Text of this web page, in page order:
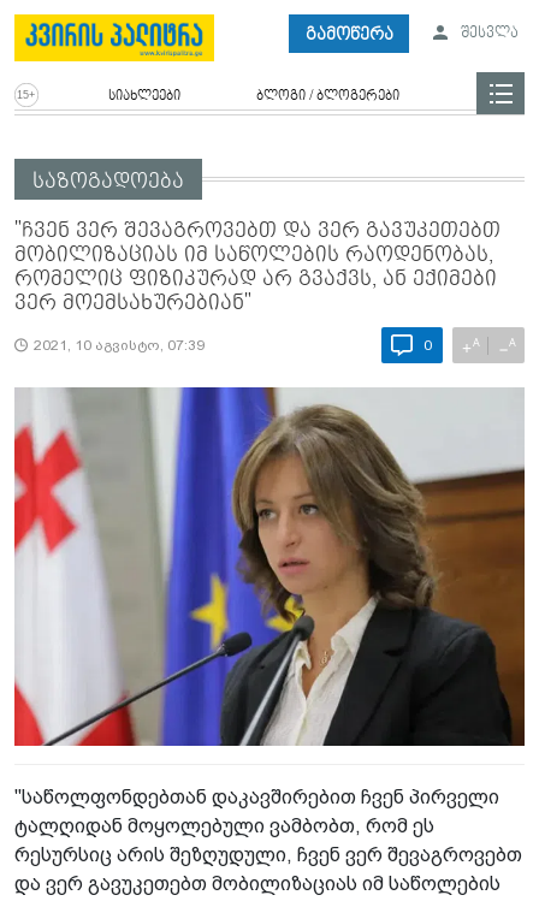
გამოწერა შესვლა
სიახლეები ბლოგი / ბლოგერები
საზოგადოება
"ჩვენ ვერ შევაგროვებთ და ვერ გავუკეთებთ
მობილიზაციას იმ საწოლების რაოდენობას,
რომელიც ფიზიკურად არ გვაქვს, ან ექიმები
ვერ მოემსახურებიან"
2021, 10 აგვისტო, 07:39 0 +A −A
"საწოლფონდებთან დაკავშირებით ჩვენ პირველი
ტალღიდან მოყოლებული ვამბობთ, რომ ეს
რესურსიც არის შეზღუდული, ჩვენ ვერ შევაგროვებთ
და ვერ გავუკეთებთ მობილიზაციას იმ საწოლების